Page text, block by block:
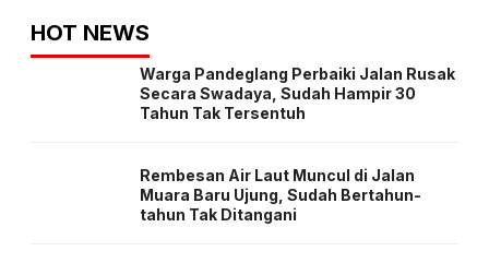
HOT NEWS
Warga Pandeglang Perbaiki Jalan Rusak
Secara Swadaya, Sudah Hampir 30
Tahun Tak Tersentuh
Rembesan Air Laut Muncul di Jalan
Muara Baru Ujung, Sudah Bertahun-
tahun Tak Ditangani